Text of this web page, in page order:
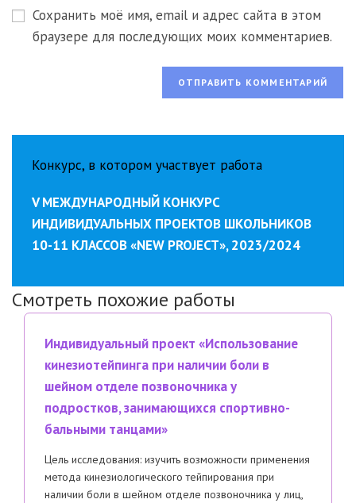
веб-
сайта
Сохранить моё имя, email и адрес сайта в этом
браузере для последующих моих комментариев.
Конкурс, в котором участвует работа
V МЕЖДУНАРОДНЫЙ КОНКУРС
ИНДИВИДУАЛЬНЫХ ПРОЕКТОВ ШКОЛЬНИКОВ
10-11 КЛАССОВ «NEW PROJECT», 2023/2024
Смотреть похожие работы
Индивидуальный проект «Использование
кинезиотейпинга при наличии боли в
шейном отделе позвоночника у
подростков, занимающихся спортивно-
бальными танцами»
Цель исследования: изучить возможности применения
метода кинезиологического тейпирования при
наличии боли в шейном отделе позвоночника у лиц,